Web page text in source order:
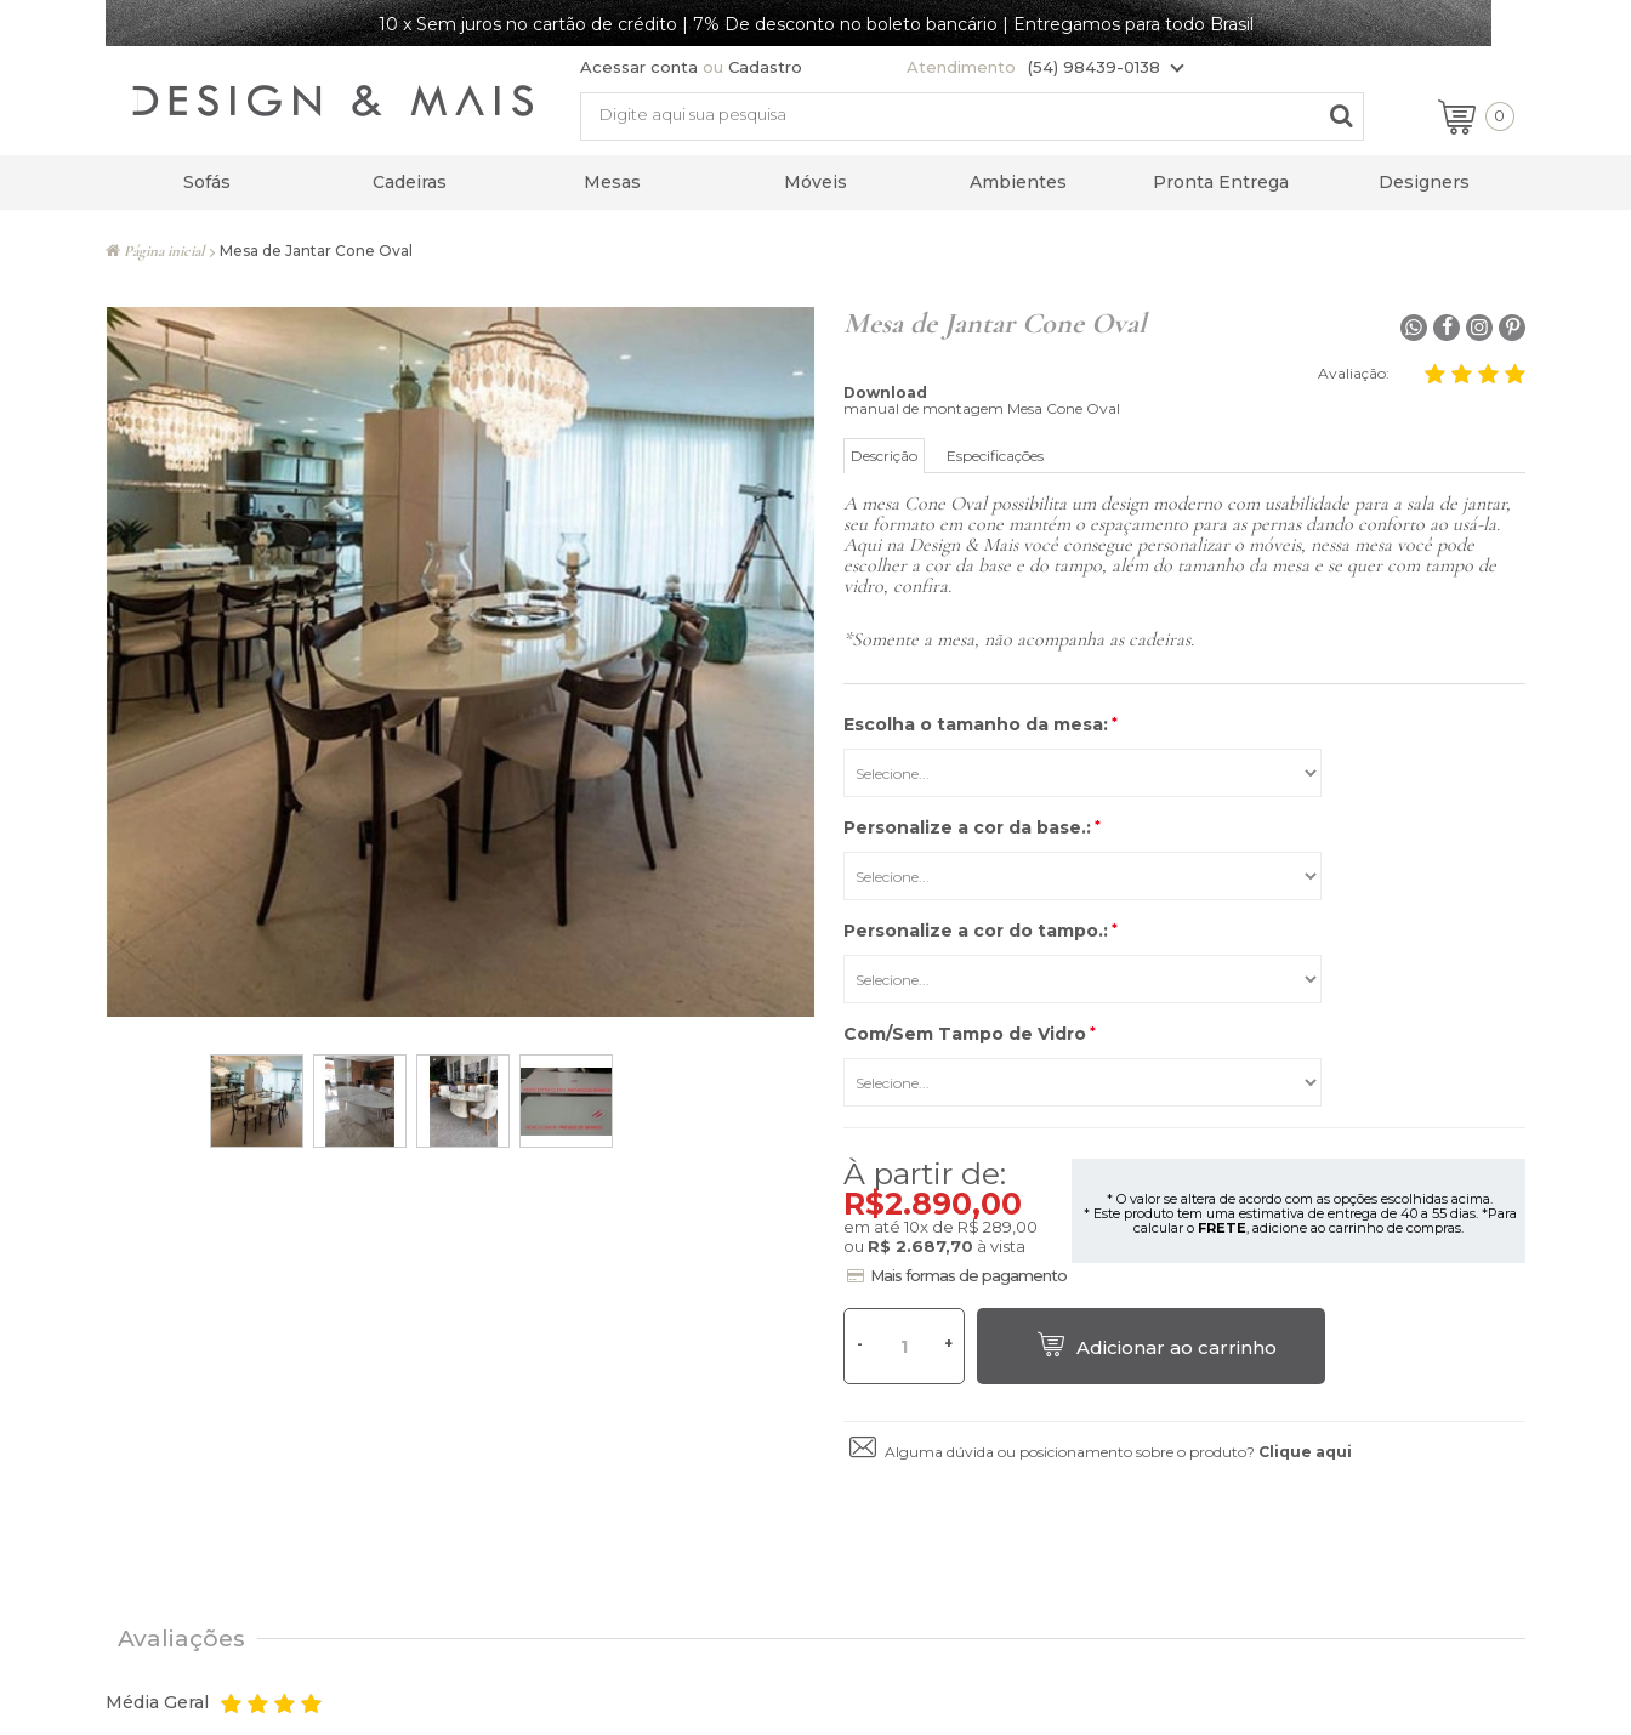
10 x Sem juros no cartão de crédito | 7% De desconto no boleto bancário | Entregamos para todo Brasil
Acessar conta ou Cadastro Atendimento (54) 98439-0138
0
Sofás Cadeiras Mesas Móveis Ambientes Pronta Entrega Designers
Página inicial Mesa de Jantar Cone Oval
Mesa de Jantar Cone Oval
Avaliação:
Download
manual de montagem Mesa Cone Oval
Descrição
A mesa Cone Oval possibilita um design moderno com usabilidade para a sala de jantar,
seu formato em cone mantém o espaçamento para as pernas dando conforto ao usá-la.
Aqui na Design & Mais você consegue personalizar o móveis, nessa mesa você pode
escolher a cor da base e do tampo, além do tamanho da mesa e se quer com tampo de
vidro, confira.
*Somente a mesa, não acompanha as cadeiras.
Especificações
*
Escolha o tamanho da mesa:
*
Personalize a cor da base.:
Cor
Cor
Escolha a Cor *
Personalize a cor do tampo.:
Cor
Cor
Cor *
Com/Sem Tampo de Vidro
À partir de:
R$2.890,00
em até10x de R$ 289,00
ou R$ 2.687,70 à vista
Mais formas de pagamento
* O valor se altera de acordo com as opções escolhidas acima.
* Este produto tem uma estimativa de entrega de 40 a 55 dias. *Para
calcular o FRETE, adicione ao carrinho de compras.
+
- Adicionar ao carrinho
Alguma dúvida ou posicionamento sobre o produto? Clique aqui
Avaliações
Média Geral